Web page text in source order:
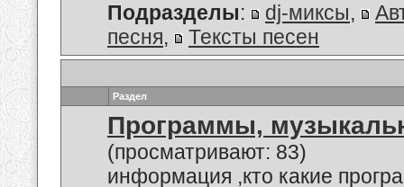
Подразделы: dj-миксы,
песня, Тексты песен
Раздел
Программы,
(просматривают: 83)
информация ,кто какие